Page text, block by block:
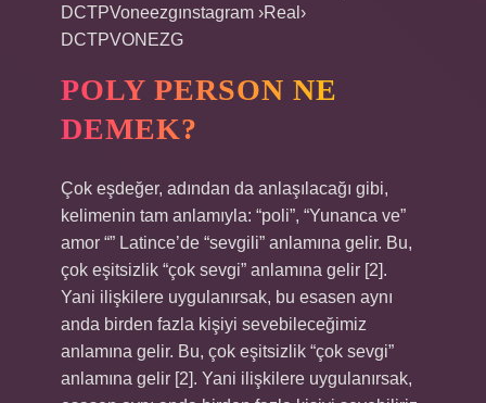
DCTPVoneezgınstagram ›Real›
DCTPVONEZG
POLY PERSON NE
DEMEK?
Çok eşdeğer, adından da anlaşılacağı gibi,
kelimenin tam anlamıyla: “poli”, “Yunanca ve”
amor “” Latince’de “sevgili” anlamına gelir. Bu,
çok eşitsizlik “çok sevgi” anlamına gelir [2].
Yani ilişkilere uygulanırsak, bu esasen aynı
anda birden fazla kişiyi sevebileceğimiz
anlamına gelir. Bu, çok eşitsizlik “çok sevgi”
anlamına gelir [2]. Yani ilişkilere uygulanırsak,